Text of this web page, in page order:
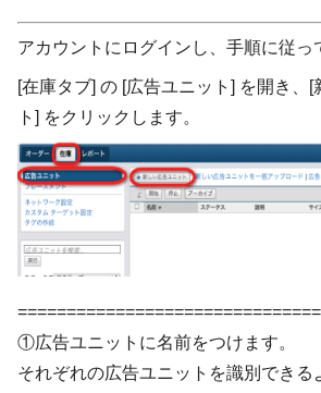
アカウントにログインし、手順に従っ
[在庫タブ] の [広告ユニット] を開き、[
ト] をクリックします。
①広告ユニットに名前をつけます。
それぞれの広告ユニットを識別できる